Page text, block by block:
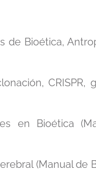
de Bioética,
CRISPR,
en Bioética
(Manual de